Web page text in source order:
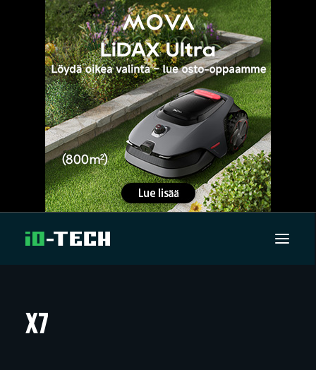
ARTIKKELIT
X7